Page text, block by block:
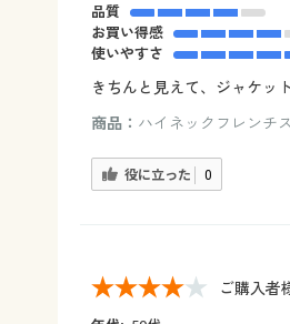
品質
お買い得感
使いやすさ
きちんと見えて、ジャケッ
商品： ハイネックフレンチ
役に立った 0
ご購入者